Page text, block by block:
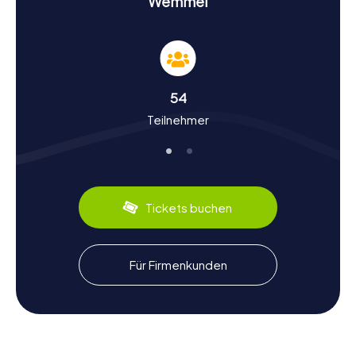
lösen, die euch tiefer in die Geschichte und Kultur von
Geschichte und Kultur auf der Schnitzeljagd in
Bei den myCityHunt Schnitzeljagden in Wemmel erfahrt ihr
nicht nur interessante Fakten über die
und Kultur der Stadt. Wemmel hat eine lange und
Die Stadt war einst ein wichtiger Handelsort und hat sich
im Laufe der Jahrhunderte zu einer blühenden Gemeinde
entwickelt. Wusstet ihr, dass Wemmel eine sogenannte
Fazilitäten-Gemeinde ist, die Spracherleichterungen für
Französischsprachige bietet? Diese kulturelle Vielfalt
spiegelt sich auch in den kulinarischen Spezialitäten der
Stadt wider. Probiert unbedingt die lokalen
Köstlichkeiten, wie die berühmten belgischen Pralinen
oder die traditionellen Waffeln, die in Wemmel besonders
54
Teilnehmer
Tickets buchen
Für Firmenkunden